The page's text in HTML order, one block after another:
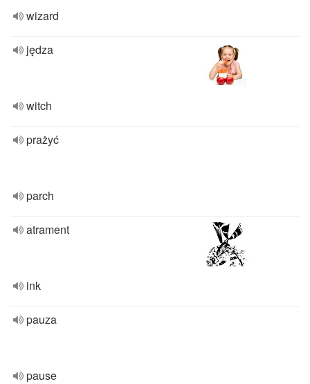
wizard
jędza
witch
prażyć
parch
atrament
ink
pauza
pause